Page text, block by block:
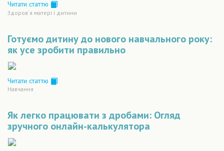
Читати статтю
Здоров´я матері і дитини
Готуємо дитину до нового навчального року:
як усе зробити правильно
Читати статтю
Навчання
Як легко працювати з дробами: Огляд
зручного онлайн-калькулятора